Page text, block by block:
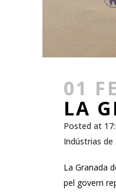
01
LA
Posted at
Indústrias de
La Granada
pel govern